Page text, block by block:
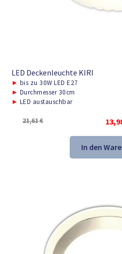
LED Deckenleuchte KIRI
► bis zu 30W LED E27
► Durchmesser 30cm
► LED austauschbar
21,61€
Preis
war:
21,61
In den